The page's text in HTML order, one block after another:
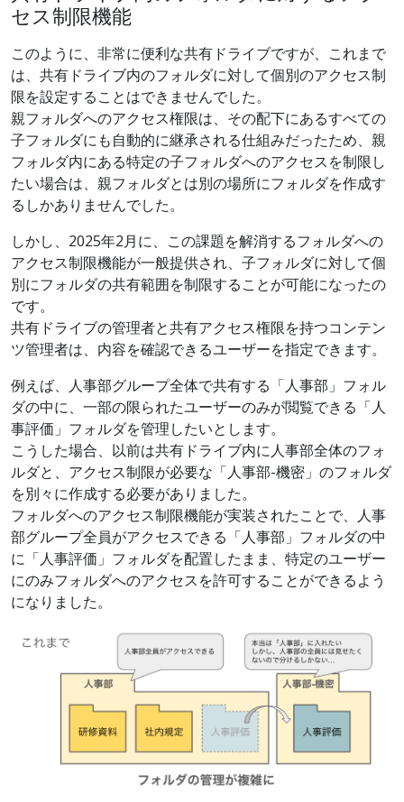
セス制限機能
このように、非常に便利な共有ドライブですが、これまで
は、共有ドライブ内のフォルダに対して個別のアクセス制
限を設定することはできませんでした。
親フォルダへのアクセス権限は、その配下にあるすべての
子フォルダにも自動的に継承される仕組みだったため、親
フォルダ内にある特定の子フォルダへのアクセスを制限し
たい場合は、親フォルダとは別の場所にフォルダを作成す
るしかありませんでした。
しかし、2025年2月に、この課題を解消するフォルダへの
アクセス制限機能が一般提供され、子フォルダに対して個
別にフォルダの共有範囲を制限することが可能になったの
です。
共有ドライブの管理者と共有アクセス権限を持つコンテン
ツ管理者は、内容を確認できるユーザーを指定できます。
例えば、人事部グループ全体で共有する「人事部」フォル
ダの中に、一部の限られたユーザーのみが閲覧できる「人
事評価」フォルダを管理したいとします。
こうした場合、以前は共有ドライブ内に人事部全体のフォ
ルダと、アクセス制限が必要な「人事部-機密」のフォルダ
を別々に作成する必要がありました。
フォルダへのアクセス制限機能が実装されたことで、人事
部グループ全員がアクセスできる「人事部」フォルダの中
に「人事評価」フォルダを配置したまま、特定のユーザー
にのみフォルダへのアクセスを許可することができるよう
になりました。